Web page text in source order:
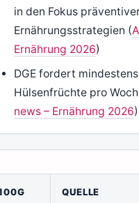
in den Fokus
Ernährungsstrategien (
Ernährung 2026)
DGE fordert
Hülsenfrüchte pro
news – Ernährung 2026)
QUELLE